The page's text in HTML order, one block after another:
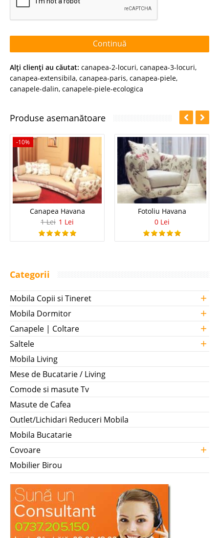
Continuă
Alţi clienţi au căutat: canapea-2-locuri, canapea-3-locuri,
canapea-extensibila, canapea-paris, canapea-piele,
canapele-dalin, canapele-piele-ecologica
Produse asemanătoare
-10%
Canapea Havana
1 Lei 1 Lei
Fotoliu Havana
0 Lei
Categorii
Mobila Copii si Tineret +
Mobila Dormitor +
Canapele | Coltare +
Saltele +
Mobila Living
Mese de Bucatarie / Living
Comode si masute Tv
Masute de Cafea
Outlet/Lichidari Reduceri Mobila
Mobila Bucatarie
Covoare
+
Mobilier Birou